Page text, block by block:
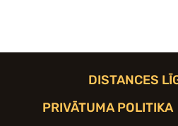
DISTANCES
PRIVĀTUMA POLITIKA